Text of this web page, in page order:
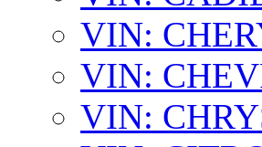
VIN:
VIN:
VIN: